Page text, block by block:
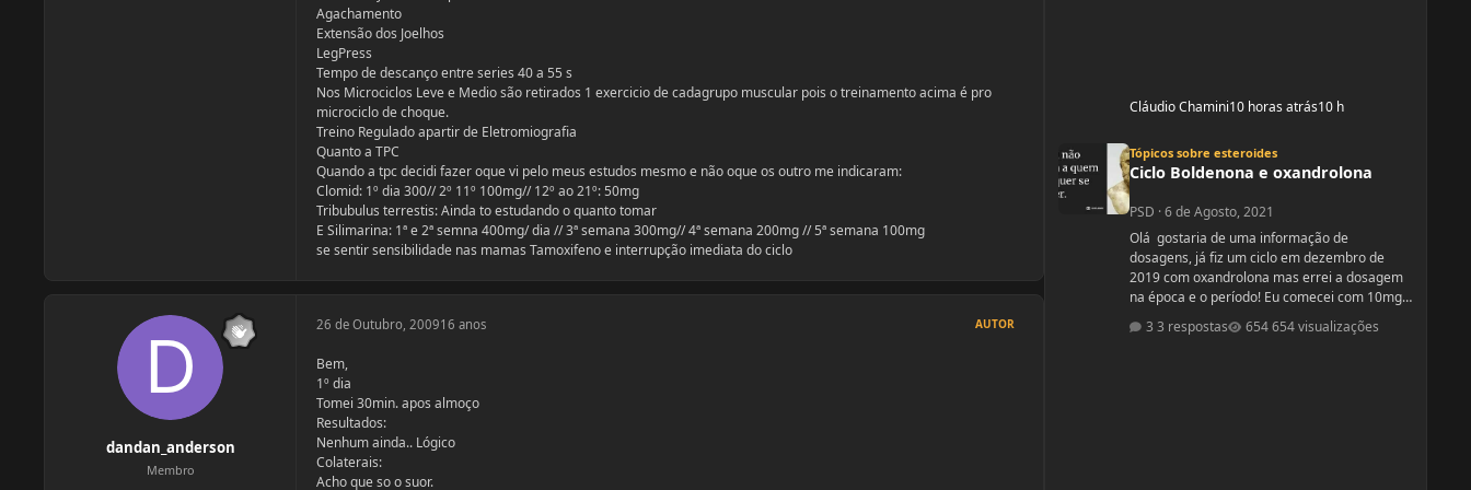
Agachamento
Extensão dos Joelhos
LegPress
Tempo de descanço entre series 40 a 55 s
Nos Microciclos Leve e Medio são retirados 1 exercicio de cadagrupo muscular pois o treinamento acima é pro
microciclo de choque.
Treino Regulado apartir de Eletromiografia
Quanto a TPC
Quando a tpc decidi fazer oque vi pelo meus estudos mesmo e não oque os outro me indicaram:
Clomid: 1º dia 300// 2º 11º 100mg// 12º ao 21º: 50mg
Tribubulus terrestis: Ainda to estudando o quanto tomar
E Silimarina: 1ª e 2ª semna 400mg/ dia // 3ª semana 300mg// 4ª semana 200mg // 5ª semana 100mg
se sentir sensibilidade nas mamas Tamoxifeno e interrupção imediata do ciclo
dandan_anderson
Membro
26 de Outubro, 200916 anos AUTOR
Bem,
1º dia
Tomei 30min. apos almoço
Resultados:
Nenhum ainda.. Lógico
Colaterais:
Acho que so o suor.
Cláudio Chamini10 horas atrás10 h
Tópicos sobre esteroides
Ciclo Boldenona e oxandrolona
PSD ·6 de Agosto, 2021
Olá gostaria de uma informação de
dosagens, já fiz um ciclo em dezembro de
2019 com oxandrolona mas errei a dosagem
na época e o período! Eu comecei com 10mg e
fui aumentando e acabei tomando
60mg porque entendi errado foram 4
3 respostas 654 visualizações